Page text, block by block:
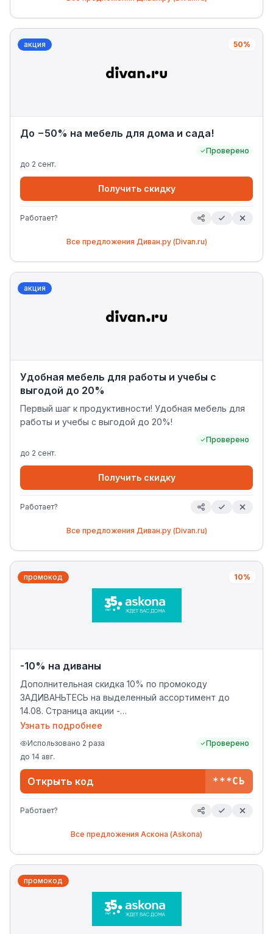
акция 50%
До −50% на мебель для дома и сада!
Проверено
до 2 сент.
Получить скидку
Работает?
Все предложения Диван.ру (Divan.ru)
акция
Удобная мебель для работы и учебы с
выгодой до 20%
Первый шаг к продуктивности! Удобная мебель для
работы и учебы с выгодой до 20%!
Проверено
до 2 сент.
Получить скидку
Работает?
Все предложения Диван.ру (Divan.ru)
промокод 10%
-10% на диваны
Дополнительная скидка 10% по промокоду
ЗАДИВАНЬТЕСЬ на выделенный ассортимент до
14.08. Страница акции -
https://www.askona.ru/divany/zadivantes2026/
Узнать подробнее
Использовано 2 раза
Проверено
до 14 авг.
Открыть код ***СЬ
Работает?
Все предложения Аскона (Askona)
промокод